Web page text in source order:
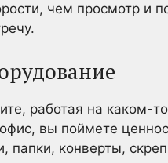
чем просмотр и
работая на каком-
вы поймете
папки, конверты,